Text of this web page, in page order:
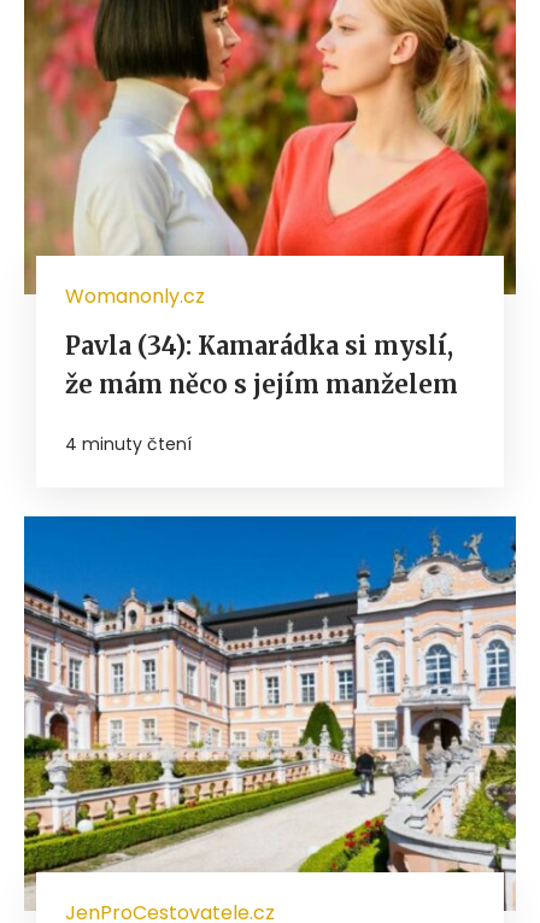
Womanonly.cz
Pavla (34): Kamarádka si myslí,
že mám něco s jejím manželem
4 minuty čtení
JenProCestovatele.cz